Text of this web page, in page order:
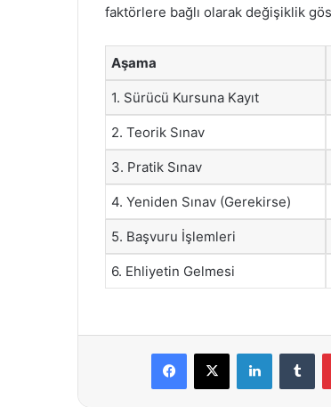
faktörlere bağlı olarak değişiklik
Aşama
1. Sürücü Kursuna Kayıt
2. Teorik Sınav
3. Pratik Sınav
4. Yeniden Sınav (Gerekirse)
5. Başvuru İşlemleri
6. Ehliyetin Gelmesi
Facebook
X LinkedIn